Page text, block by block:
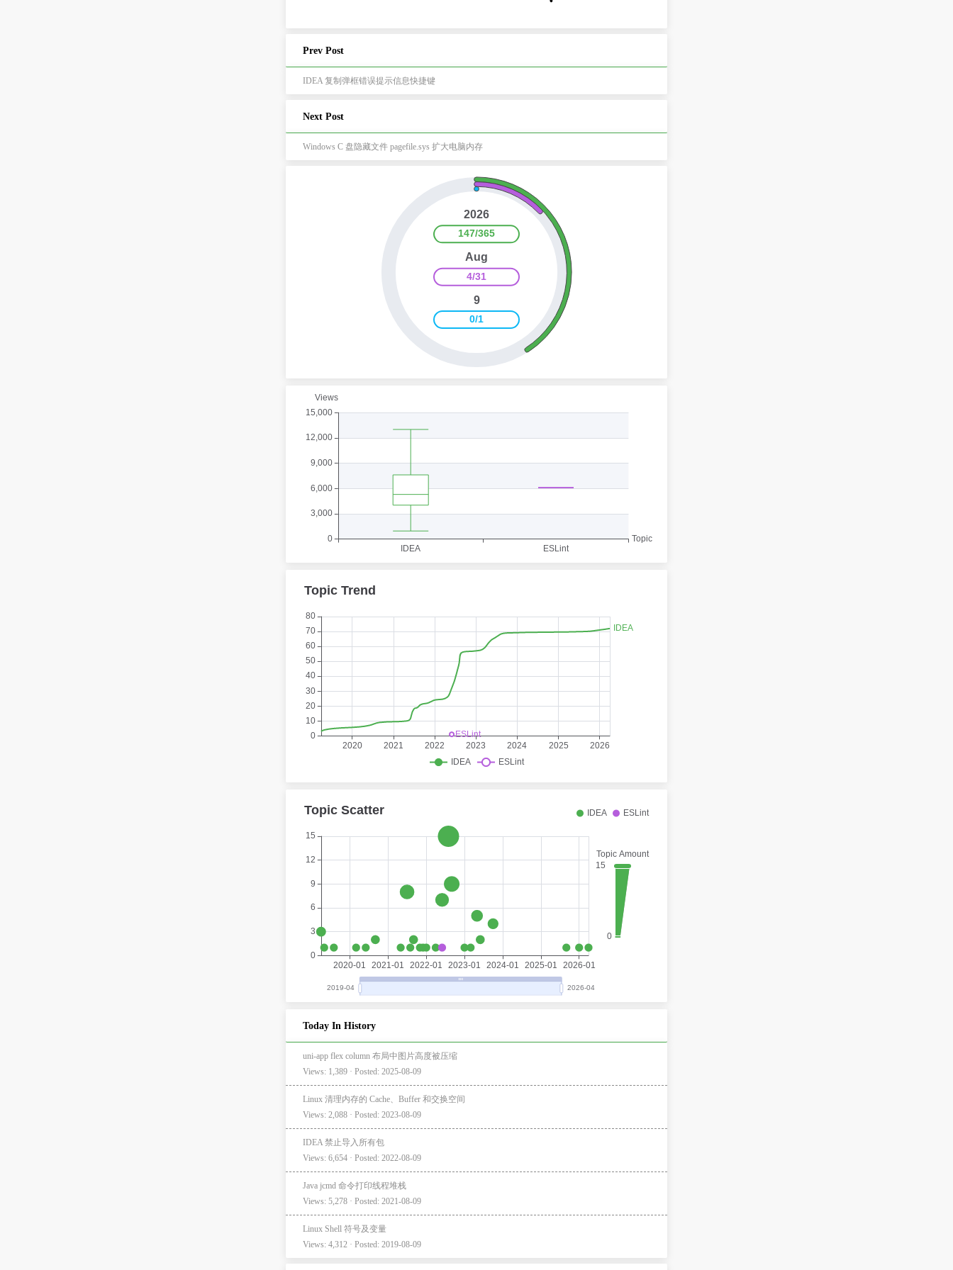
Prev Post
IDEA 复制弹框错误提示信息快捷键
Next Post
Windows C 盘隐藏文件 pagefile.sys 扩大电脑内存
Today In History
uni-app flex column 布局中图片高度被压缩
Views: 1,389 · Posted: 2025-08-09
Linux 清理内存的 Cache、Buffer 和交换空间
Views: 2,088 · Posted: 2023-08-09
IDEA 禁止导入所有包
Views: 6,654 · Posted: 2022-08-09
Java jcmd 命令打印线程堆栈
Views: 5,278 · Posted: 2021-08-09
Linux Shell 符号及变量
Views: 4,312 · Posted: 2019-08-09